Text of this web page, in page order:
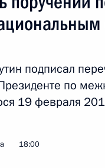
в состав
подписал
по
19 февраля
18:00